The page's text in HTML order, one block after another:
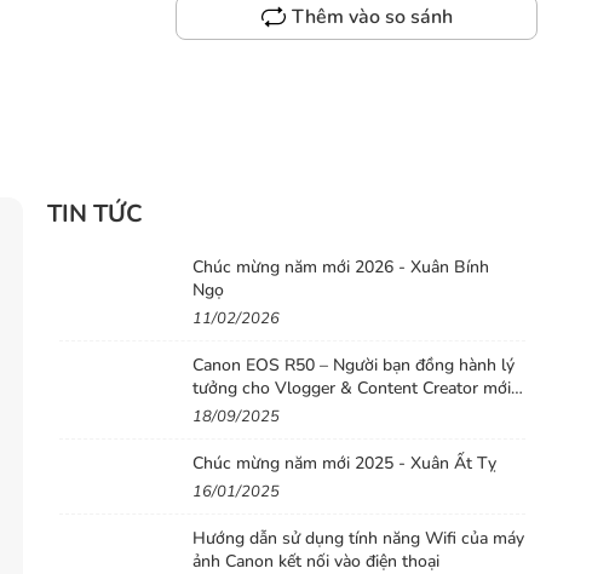
Thêm vào so sánh
TIN TỨC
Chúc mừng năm mới 2026 - Xuân Bính
Ngọ
11/02/2026
Canon EOS R50 – Người bạn đồng hành lý
tưởng cho Vlogger & Content Creator mới
bắt đầu
18/09/2025
Chúc mừng năm mới 2025 - Xuân Ất Tỵ
16/01/2025
Hướng dẫn sử dụng tính năng Wifi của máy
ảnh Canon kết nối vào điện thoại